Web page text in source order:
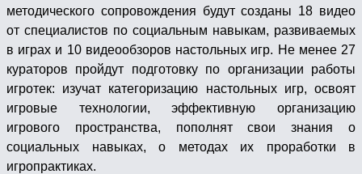
методического сопровождения будут созданы 18 видео
от специалистов по социальным навыкам, развиваемых
в играх и 10 видеообзоров настольных игр. Не менее 27
кураторов пройдут подготовку по организации работы
игротек: изучат категоризацию настольных игр, освоят
игровые технологии, эффективную организацию
игрового пространства, пополнят свои знания о
социальных навыках, о методах их проработки в
игропрактиках.